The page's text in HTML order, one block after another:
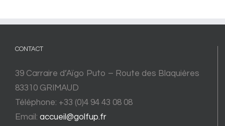
CONTACT
39 Carraire d’Aïgo Puto – Route des Blaquières
83310 GRIMAUD
Téléphone: +33 (0)4 94 43 08 08
Email: accueil@golfup.fr